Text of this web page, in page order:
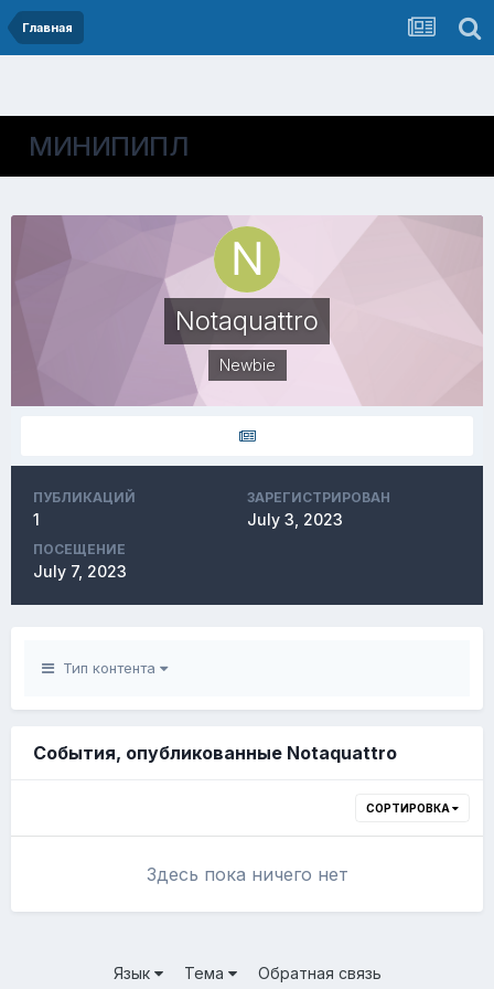
Главная
МИНИПИПЛ
Notaquattro
Newbie
ПУБЛИКАЦИЙ
1
ЗАРЕГИСТРИРОВАН
July 3, 2023
ПОСЕЩЕНИЕ
July 7, 2023
Тип контента
События, опубликованные Notaquattro
СОРТИРОВКА
Здесь пока ничего нет
Язык Тема Обратная связь